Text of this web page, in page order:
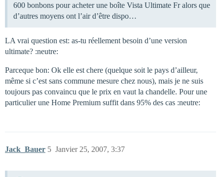
600 bonbons pour acheter une boîte Vista Ultimate Fr alors que
d’autres moyens ont l’air d’être dispo…
LA vrai question est: as-tu réellement besoin d’une version
ultimate? :neutre:
Parceque bon: Ok elle est chere (quelque soit le pays d’ailleur,
même si c’est sans commune mesure chez nous), mais je ne suis
toujours pas convaincu que le prix en vaut la chandelle. Pour une
particulier une Home Premium suffit dans 95% des cas :neutre:
Jack_Bauer Janvier 25, 2007, 3:37
5